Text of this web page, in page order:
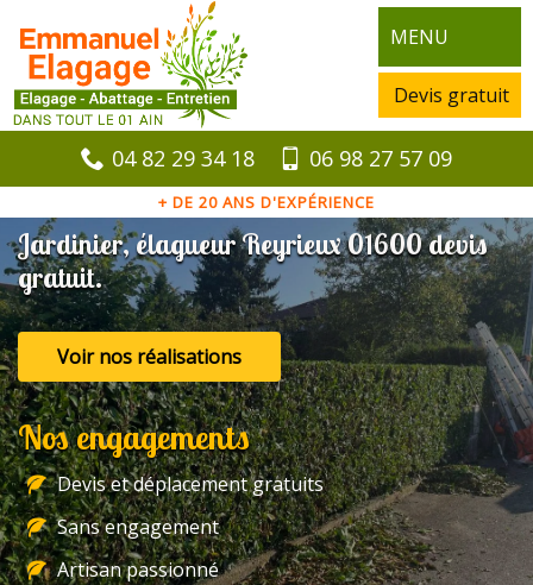
MENU
Devis gratuit
04 82 29 34 18 06 98 27 57 09
+ DE 20 ANS D'EXPÉRIENCE
Jardinier, élagueur Reyrieux 01600 devis
gratuit.
Voir nos réalisations
Nos engagements
Devis et déplacement gratuits
Sans engagement
Artisan passionné